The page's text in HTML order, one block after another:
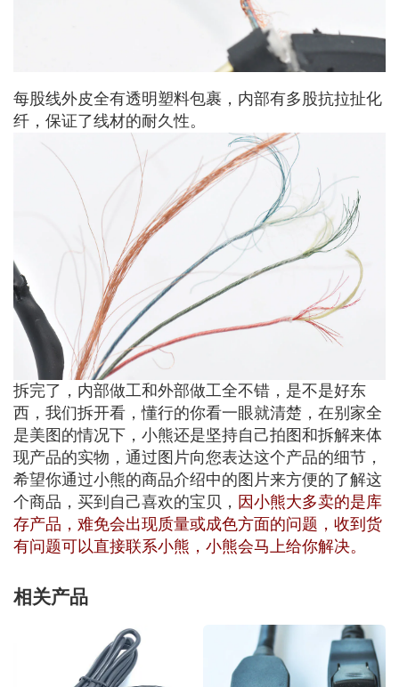
每股线外皮全有透明塑料包裹，内部有多股抗拉扯化
纤，保证了线材的耐久性。
拆完了，内部做工和外部做工全不错，是不是好东
西，我们拆开看，懂行的你看一眼就清楚，在别家全
是美图的情况下，小熊还是坚持自己拍图和拆解来体
现产品的实物，通过图片向您表达这个产品的细节，
希望你通过小熊的商品介绍中的图片来方便的了解这
个商品，买到自己喜欢的宝贝， 因小熊大多卖的是库
存产品，难免会出现质量或成色方面的问题，收到货
有问题可以直接联系小熊，小熊会马上给你解决。
相关产品